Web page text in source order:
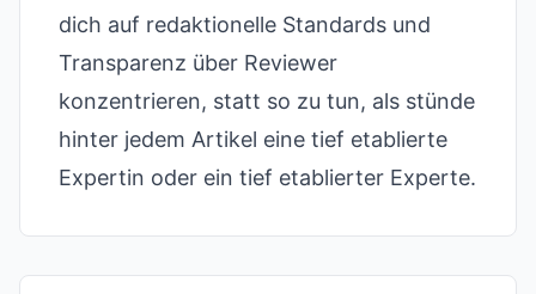
dich auf redaktionelle Standards und
Transparenz über Reviewer
konzentrieren, statt so zu tun, als stünde
hinter jedem Artikel eine tief etablierte
Expertin oder ein tief etablierter Experte.